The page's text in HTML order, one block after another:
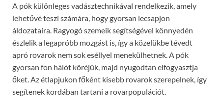
A pók különleges vadásztechnikával rendelkezik, amely
lehetővé teszi számára, hogy gyorsan lecsapjon
áldozataira. Ragyogó szemeik segítségével könnyedén
észlelik a legapróbb mozgást is, így a közelükbe tévedt
apró rovarok nem sok eséllyel menekülhetnek. A pók
gyorsan fon hálót köréjük, majd nyugodtan elfogyasztja
őket. Az étlapjukon főként kisebb rovarok szerepelnek, így
segítenek kordában tartani a rovarpopulációt.